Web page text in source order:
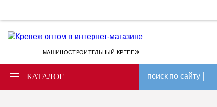
МАШИНОСТРОИТЕЛЬНЫЙ КРЕПЕЖ
КАТАЛОГ поиск по сайту